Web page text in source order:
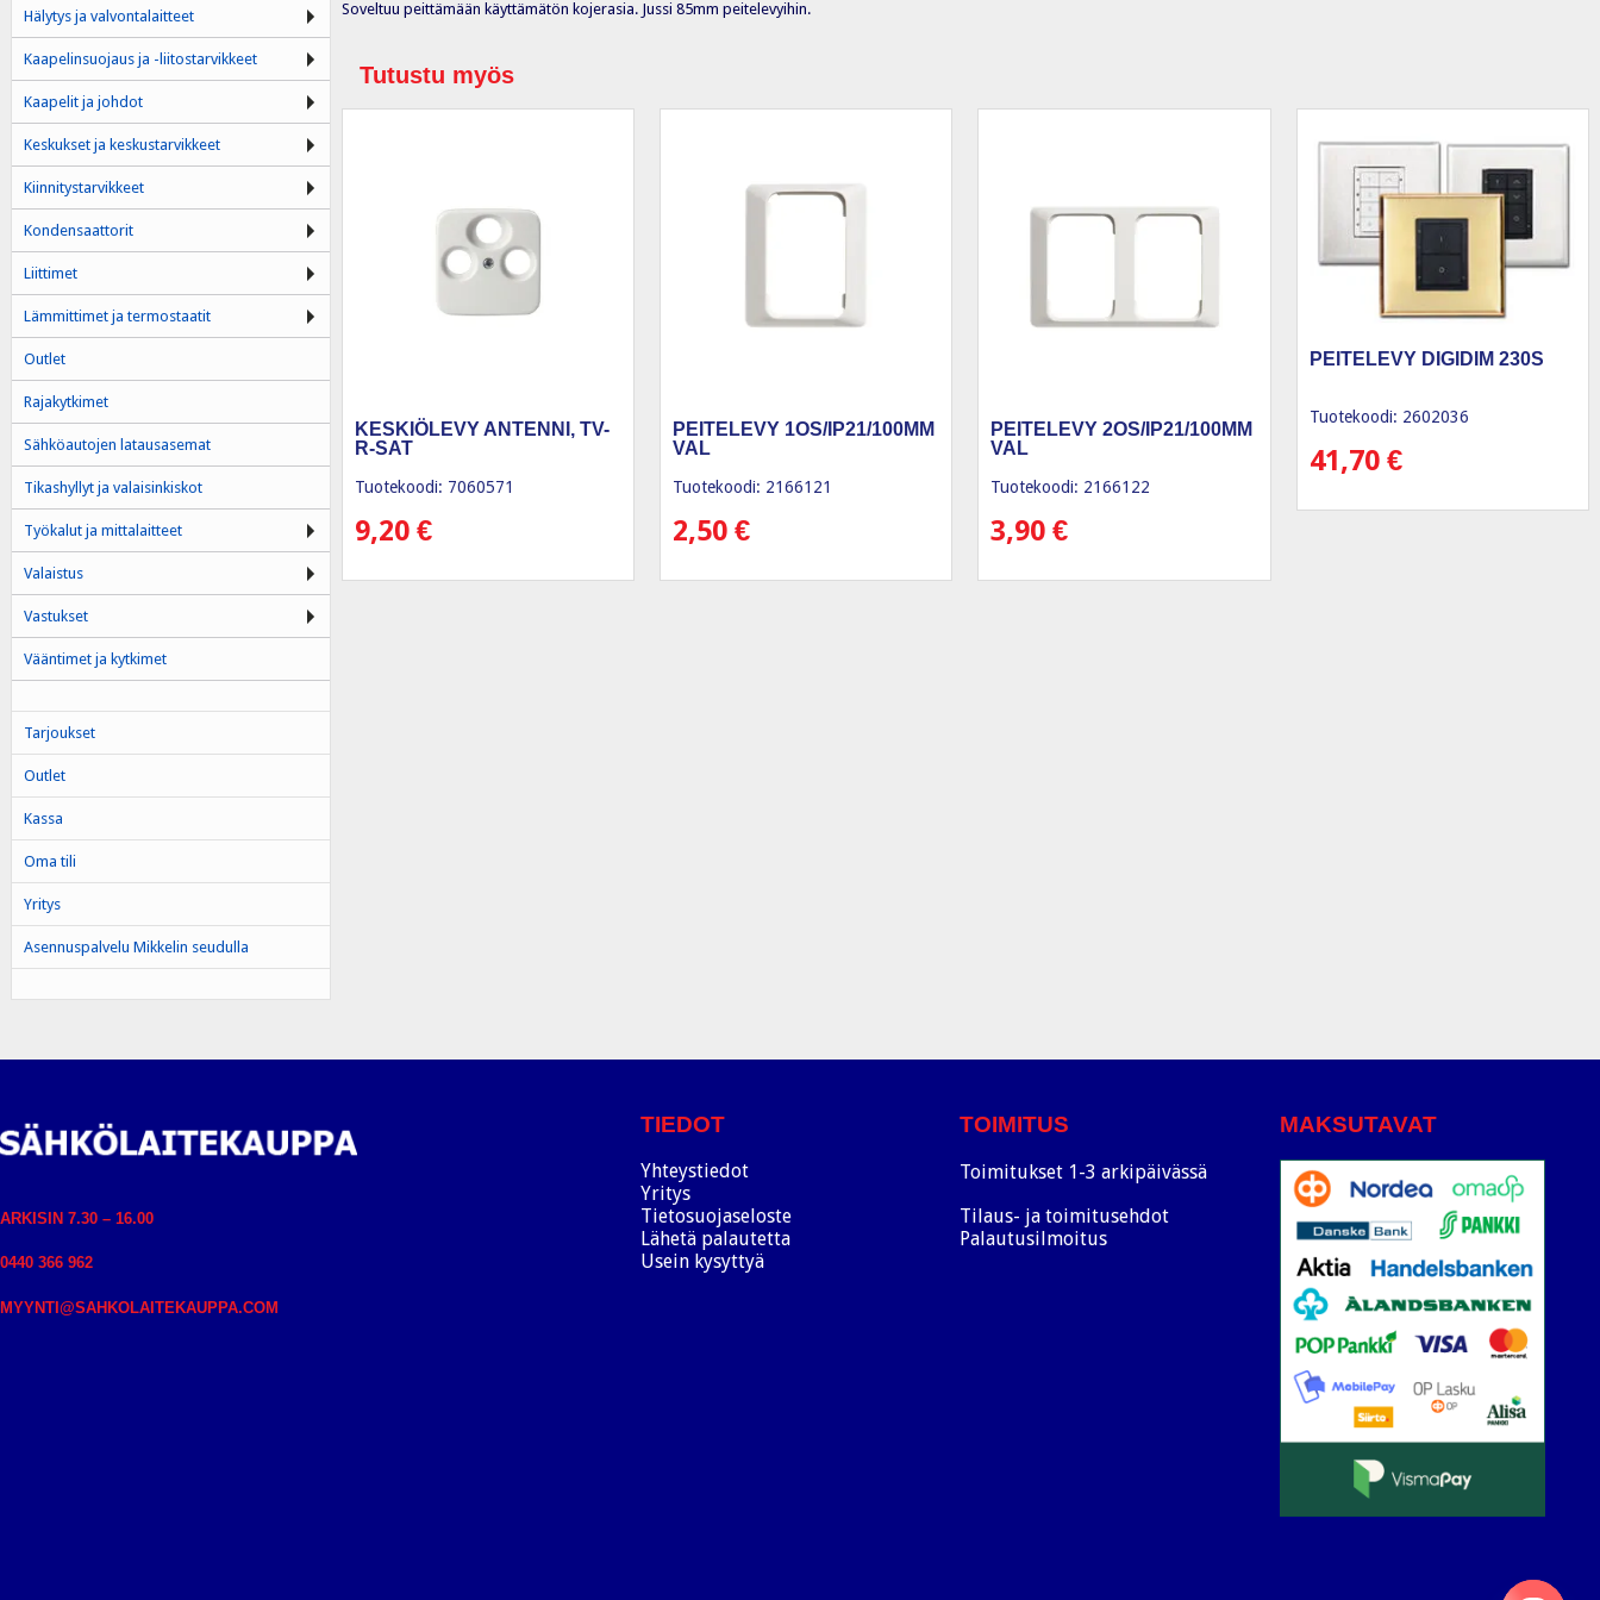
Soveltuu peittämään käyttämätön kojerasia. Jussi 85mm peitelevyihin.
Tutustu myös
KESKIÖLEVY ANTENNI, TV-
R-SAT
Tuotekoodi: 7060571
9,20 €
PEITELEVY 1OS/IP21/100MM
VAL
Tuotekoodi: 2166121
2,50€
PEITELEVY 2OS/IP21/100MM
VAL
Tuotekoodi: 2166122
3,90€
PEITELEVY DIGIDIM 230S
Tuotekoodi: 2602036
41,70 €
Hälytys ja valvontalaitteet
Kaapelinsuojaus ja -liitostarvikkeet
Kaapelit ja johdot
Keskukset ja keskustarvikkeet
Kiinnitystarvikkeet
Kondensaattorit
Liittimet
Lämmittimet ja termostaatit
Outlet
Rajakytkimet
Sähköautojen latausasemat
Tikashyllyt ja valaisinkiskot
Työkalut ja mittalaitteet
Valaistus
Vastukset
Vääntimet ja kytkimet
Tarjoukset
Outlet
Kassa
Oma tili
Yritys
Asennuspalvelu Mikkelin seudulla
ARKISIN 7.30 – 16.00
0440 366 962
MYYNTI@SAHKOLAITEKAUPPA.COM
TIEDOT
Yhteystiedot
Yritys
Tietosuojaseloste
Lähetä palautetta
Usein kysyttyä
TOIMITUS
Toimitukset 1-3 arkipäivässä
Tilaus- ja toimitusehdot
Palautusilmoitus
MAKSUTAVAT